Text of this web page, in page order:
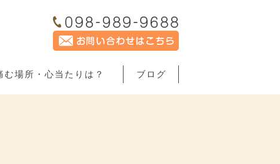
む場所・心当たりは？ ブログ